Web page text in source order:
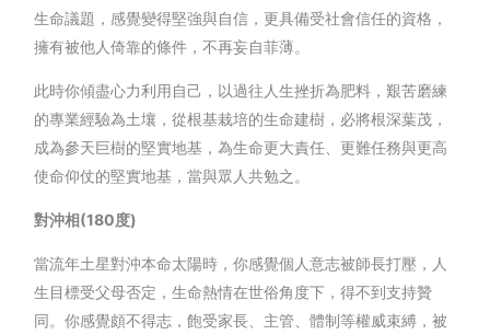
生命議題，感覺變得堅強與自信，更具備受社會信任的資格，
擁有被他人倚靠的條件，不再妄自菲薄。
此時你傾盡心力利用自己，以過往人生挫折為肥料，艱苦磨練
的專業經驗為土壤，從根基栽培的生命建樹，必將根深葉茂，
成為參天巨樹的堅實地基，為生命更大責任、更難任務與更高
使命仰仗的堅實地基，當與眾人共勉之。
對沖相(180度)
當流年土星對沖本命太陽時，你感覺個人意志被師長打壓，人
生目標受父母否定，生命熱情在世俗角度下，得不到支持贊
同。你感覺頗不得志，飽受家長、主管、體制等權威束縛，被